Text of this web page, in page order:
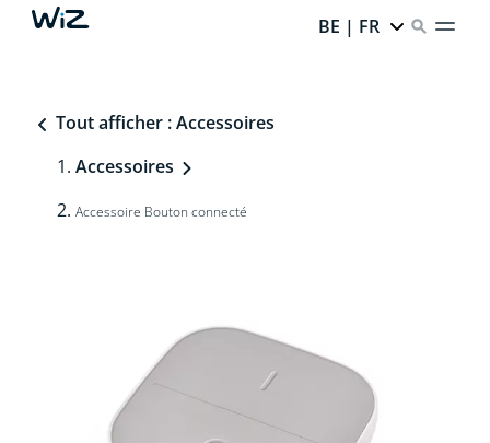
BE | FR
Tout afficher : Accessoires
Accessoires
Accessoire Bouton connecté